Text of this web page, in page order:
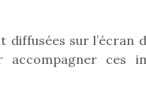
diffusées sur l’écran
ces